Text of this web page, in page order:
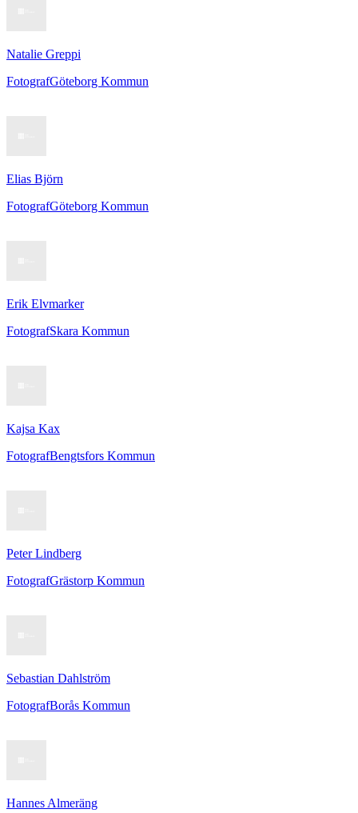
Natalie Greppi
FotografGöteborg Kommun
Elias Björn
FotografGöteborg Kommun
Erik Elvmarker
FotografSkara Kommun
Kajsa Kax
FotografBengtsfors Kommun
Peter Lindberg
FotografGrästorp Kommun
Sebastian Dahlström
FotografBorås Kommun
Hannes Almeräng